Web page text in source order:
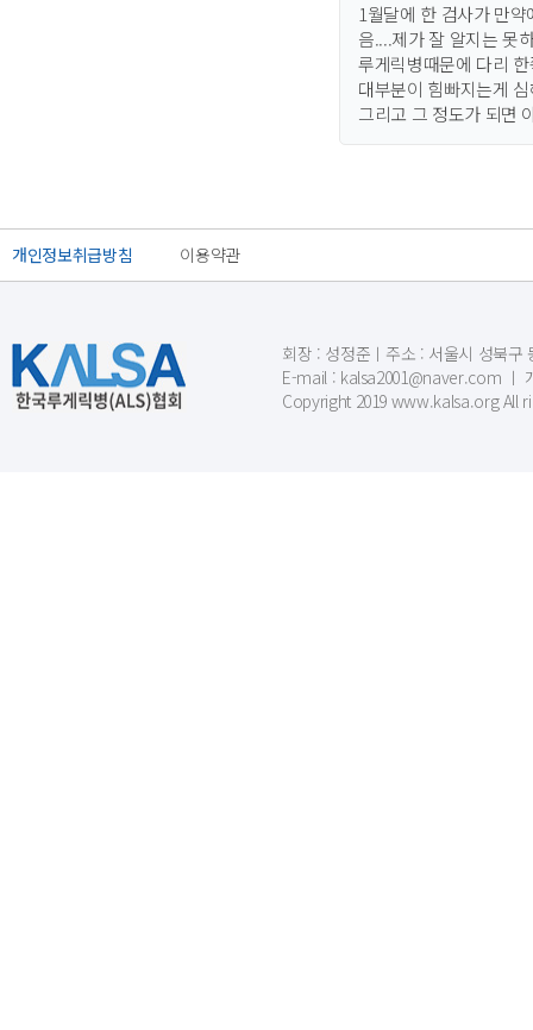
1월달에 한 검사가 만
음....제가 잘 알지는 못
루게릭병때문에 다리
대부분이 힘빠지는게
그리고 그 정도가 되면
개인정보취급방침 이용약관
회장 : 성정준ㅣ주소 : 서울시 성북구
E-mail : kalsa2001@naver.com ㅣ
Copyright 2019 www.kalsa.org All